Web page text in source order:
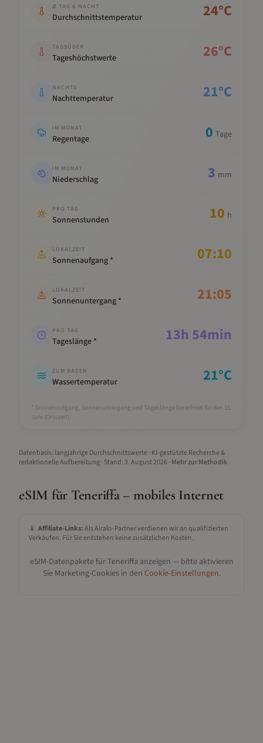
Ø TAG & NACHT
Durchschnittstemperatur 24°C
TAGSÜBER
Tageshöchstwerte 26°C
NACHTS
Nachttemperatur 21°C
IM MONAT
Regentage 0 Tage
IM MONAT
Niederschlag 3 mm
PRO TAG
Sonnenstunden 10 h
LOKALZEIT
Sonnenaufgang * 07:10
LOKALZEIT
Sonnenuntergang * 21:05
PRO TAG
Tageslänge * 13h 54min
ZUM BADEN
Wassertemperatur 21°C
* Sonnenaufgang, Sonnenuntergang und Tageslänge berechnet für den 15.
Juni (Ortszeit).
Datenbasis: langjährige Durchschnittswerte · KI-gestützte Recherche &
redaktionelle Aufbereitung· Stand: 3. August 2026· Mehr zur Methodik
eSIM für Teneriffa– mobiles Internet
📱 Affiliate-Links:Als Airalo-Partner verdienen wir an qualifizierten
Verkäufen. Für Sie entstehen keine zusätzlichen Kosten.
eSIM-Datenpakete fürTeneriffa anzeigen — bitte aktivieren
Sie Marketing-Cookies in den Cookie-Einstellungen.